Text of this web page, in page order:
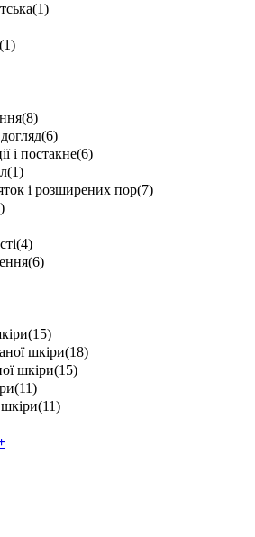
(1)
(1)
(8)
(6)
і постакне(6)
(1)
і розширених пор(7)
(4)
(6)
(15)
шкіри(18)
шкіри(15)
(11)
(11)